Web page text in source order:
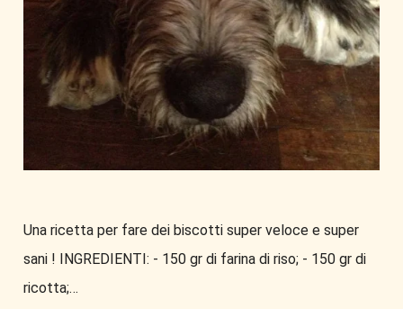
Una ricetta per fare dei biscotti super veloce e super
sani ! INGREDIENTI: - 150 gr di farina di riso; - 150 gr di
ricotta;…